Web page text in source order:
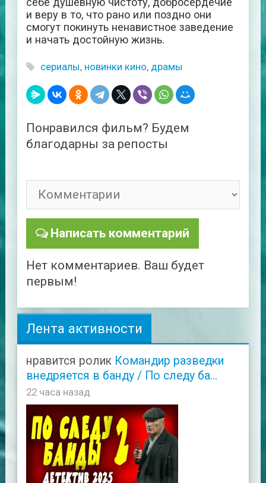
и веру в то, что рано или поздно они
смогут покинуть ненавистное заведение
и начать достойную жизнь.
сериалы, новинки кино, драмы
Понравился фильм? Будем
благодарны за репосты
Написать комментарий
Нет комментариев. Ваш будет
первым!
Лента активности
нравится ролик Командир разведки
внедряется в банду / По следу ба...
22 часа назад